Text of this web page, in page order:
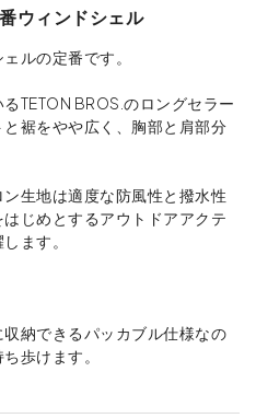
ウィンドシェル
ルの定番です。
TETON BROS.のロングセラー
裾をやや広く、胸部と肩部分
生地は適度な防風性と撥水性
じめとするアウトドアアクテ
ます。
納できるパッカブル仕様なの
歩けます。